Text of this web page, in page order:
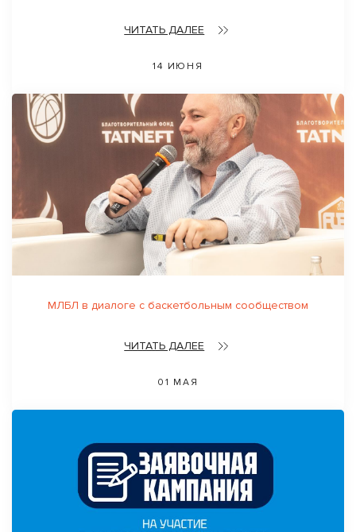
ЧИТАТЬ ДАЛЕЕ
14 ИЮНЯ
МЛБЛ в диалоге с баскетбольным сообществом
ЧИТАТЬ ДАЛЕЕ
01 МАЯ